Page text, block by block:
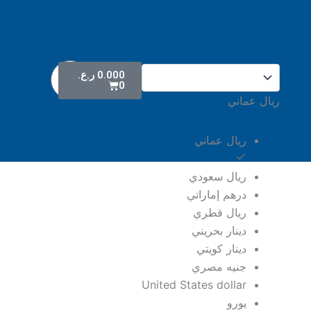
ريال عماني
ريال عماني
ريال سعودي
درهم إماراتي
ريال قطري
دينار بحريني
دينار كويتي
جنيه مصري
United States dollar
يورو
0.000 ر.ع.
0
Cart